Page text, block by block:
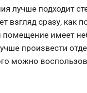
лучше подходит
взгляд сразу, как
помещение имеет
произвести
можно